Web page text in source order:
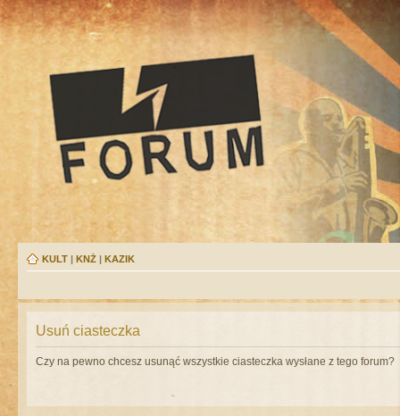
KULT | KNŻ | KAZIK
Usuń ciasteczka
Czy na pewno chcesz usunąć wszystkie ciasteczka wysłane z tego forum?